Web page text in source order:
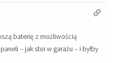
baterię z możliwością
– jak stoi w garażu – i byłby